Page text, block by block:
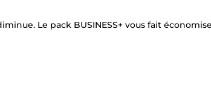
Le pack BUSINESS+ vous fait